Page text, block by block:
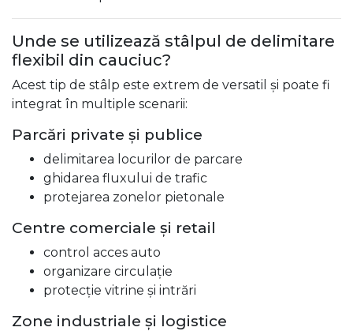
Unde se utilizează stâlpul de delimitare
flexibil din cauciuc?
Acest tip de stâlp este extrem de versatil și poate fi
integrat în multiple scenarii:
Parcări private și publice
delimitarea locurilor de parcare
ghidarea fluxului de trafic
protejarea zonelor pietonale
Centre comerciale și retail
control acces auto
organizare circulație
protecție vitrine și intrări
Zone industriale și logistice